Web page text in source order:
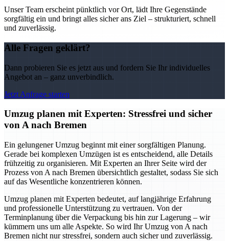
Unser Team erscheint pünktlich vor Ort, lädt Ihre Gegenstände
sorgfältig ein und bringt alles sicher ans Ziel – strukturiert, schnell
und zuverlässig.
Alle Fragen geklärt?
Dann probieren Sie es jetzt aus und fordern Sie Ihr individuelles
Angebot an – ganz unverbindlich.
Jetzt Anfrage starten
Umzug planen mit Experten: Stressfrei und sicher
von A nach Bremen
Ein gelungener Umzug beginnt mit einer sorgfältigen Planung.
Gerade bei komplexen Umzügen ist es entscheidend, alle Details
frühzeitig zu organisieren. Mit Experten an Ihrer Seite wird der
Prozess von A nach Bremen übersichtlich gestaltet, sodass Sie sich
auf das Wesentliche konzentrieren können.
Umzug planen mit Experten bedeutet, auf langjährige Erfahrung
und professionelle Unterstützung zu vertrauen. Von der
Terminplanung über die Verpackung bis hin zur Lagerung – wir
kümmern uns um alle Aspekte. So wird Ihr Umzug von A nach
Bremen nicht nur stressfrei, sondern auch sicher und zuverlässig.